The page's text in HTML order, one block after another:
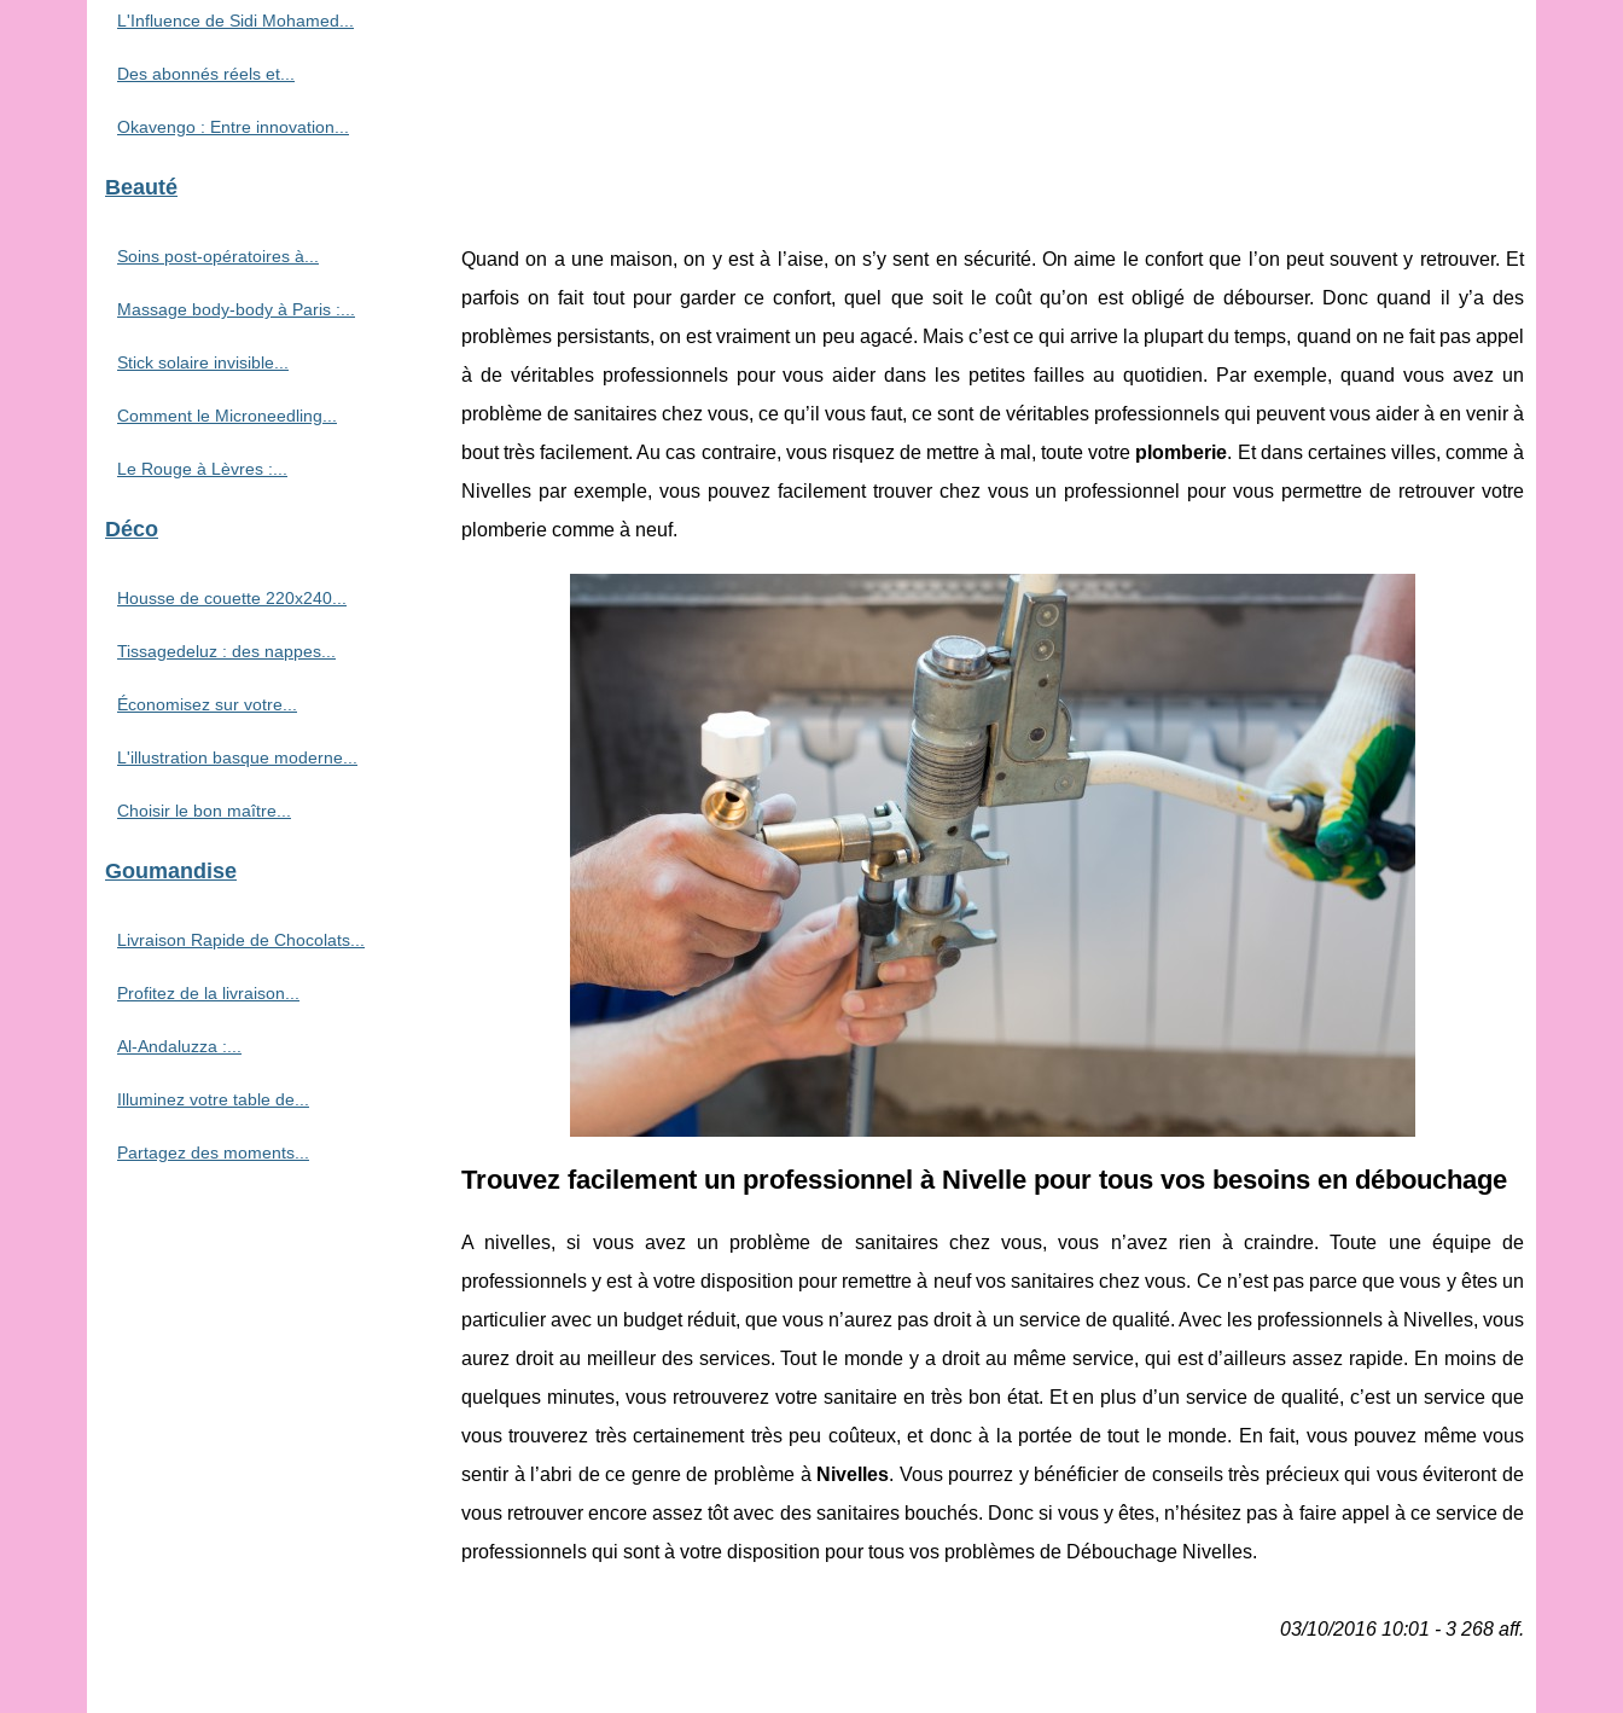
Quand on a une maison, on y est à l’aise, on s’y sent en sécurité. On aime le confort que l’on peut souvent y retrouver. Et
parfois on fait tout pour garder ce confort, quel que soit le coût qu’on est obligé de débourser. Donc quand il y’a des
problèmes persistants, on est vraiment un peu agacé. Mais c’est ce qui arrive la plupart du temps, quand on ne fait pas appel
à de véritables professionnels pour vous aider dans les petites failles au quotidien. Par exemple, quand vous avez un
problème de sanitaires chez vous, ce qu’il vous faut, ce sont de véritables professionnels qui peuvent vous aider à en venir à
bout très facilement. Au cas contraire, vous risquez de mettre à mal, toute votre plomberie. Et dans certaines villes, comme à
Nivelles par exemple, vous pouvez facilement trouver chez vous un professionnel pour vous permettre de retrouver votre
plomberie comme à neuf.
Trouvez facilement un professionnel à Nivelle pour tous vos besoins en débouchage
A nivelles, si vous avez un problème de sanitaires chez vous, vous n’avez rien à craindre. Toute une équipe de
professionnels y est à votre disposition pour remettre à neuf vos sanitaires chez vous. Ce n’est pas parce que vous y êtes un
particulier avec un budget réduit, que vous n’aurez pas droit à un service de qualité. Avec les professionnels à Nivelles, vous
aurez droit au meilleur des services. Tout le monde y a droit au même service, qui est d’ailleurs assez rapide. En moins de
quelques minutes, vous retrouverez votre sanitaire en très bon état. Et en plus d’un service de qualité, c’est un service que
vous trouverez très certainement très peu coûteux, et donc à la portée de tout le monde. En fait, vous pouvez même vous
sentir à l’abri de ce genre de problème à Nivelles. Vous pourrez y bénéficier de conseils très précieux qui vous éviteront de
vous retrouver encore assez tôt avec des sanitaires bouchés. Donc si vous y êtes, n’hésitez pas à faire appel à ce service de
professionnels qui sont à votre disposition pour tous vos problèmes de Débouchage Nivelles.
03/10/2016 10:01 - 3 268 aff.
L'Influence de Sidi Mohamed...
Des abonnés réels et...
Okavengo : Entre innovation...
Beauté
Soins post-opératoires à...
Massage body-body à Paris :...
Stick solaire invisible...
Comment le Microneedling...
Le Rouge à Lèvres :...
Déco
Housse de couette 220x240...
Tissagedeluz : des nappes...
Économisez sur votre...
L'illustration basque moderne...
Choisir le bon maître...
Goumandise
Livraison Rapide de Chocolats...
Profitez de la livraison...
Al-Andaluzza :...
Illuminez votre table de...
Partagez des moments...